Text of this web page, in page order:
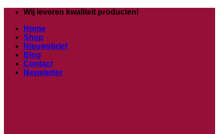
inhoud
Wij leveren kwaliteit producten!
Home
Shop
Nieuwsbrief
Blog
Contact
Newsletter